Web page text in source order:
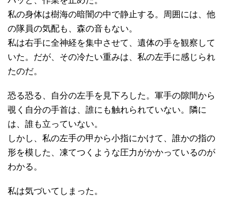
私の身体は樹海の暗闇の中で静止する。周囲には、他
の隊員の気配も、森の音もない。
私は右手に全神経を集中させて、遺体の手を観察して
いた。だが、その冷たい重みは、私の左手に感じられ
たのだ。
恐る恐る、自分の左手を見下ろした。軍手の隙間から
覗く自分の手首は、誰にも触れられていない。隣に
は、誰も立っていない。
しかし、私の左手の甲から小指にかけて、誰かの指の
形を模した、凍てつくような圧力がかかっているのが
わかる。
私は気づいてしまった。